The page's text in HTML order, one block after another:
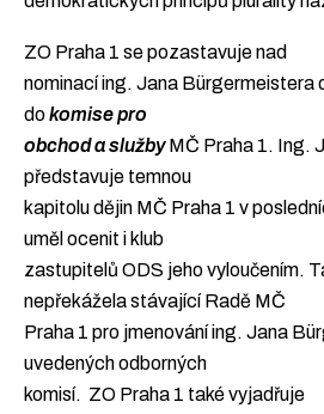
ZO Praha 1 se pozastavuje nad
nominací ing. Jana Bürgermeistera
dokomise pro
obchod a službyMČ Praha 1. Ing.
představuje temnou
kapitolu dějin MČ Praha 1 v
uměl ocenit i klub
zastupitelů ODS jeho vyloučením.
nepřekážela stávající Radě MČ
Praha 1 pro jmenování ing. Jana
uvedených odborných
komisí. ZO Praha 1 také vyjadřuje